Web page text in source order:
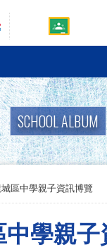
SCHOOL ALBUM
區中學親子資訊博覽
學親